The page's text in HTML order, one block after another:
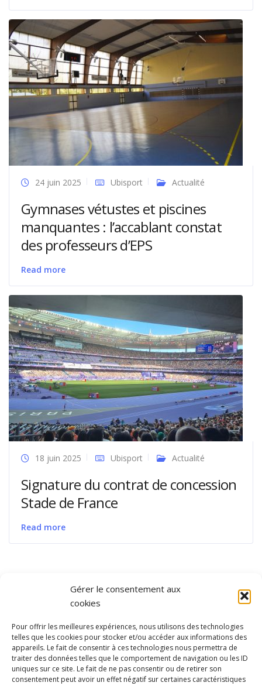
Gérer le consentement aux
cookies
Pour offrir les meilleures expériences, nous utilisons des technologies
telles que les cookies pour stocker et/ou accéder aux informations des
appareils. Le fait de consentir à ces technologies nous permettra de
traiter des données telles que le comportement de navigation ou les ID
uniques sur ce site. Le fait de ne pas consentir ou de retirer son
consentement peut avoir un effet négatif sur certaines caractéristiques
24 juin 2025 Ubisport Actualité
Gymnases vétustes et piscines
manquantes : l’accablant constat
des professeurs d’EPS
Read more
18 juin 2025 Ubisport Actualité
Signature du contrat de concession
Stade de France
Read more